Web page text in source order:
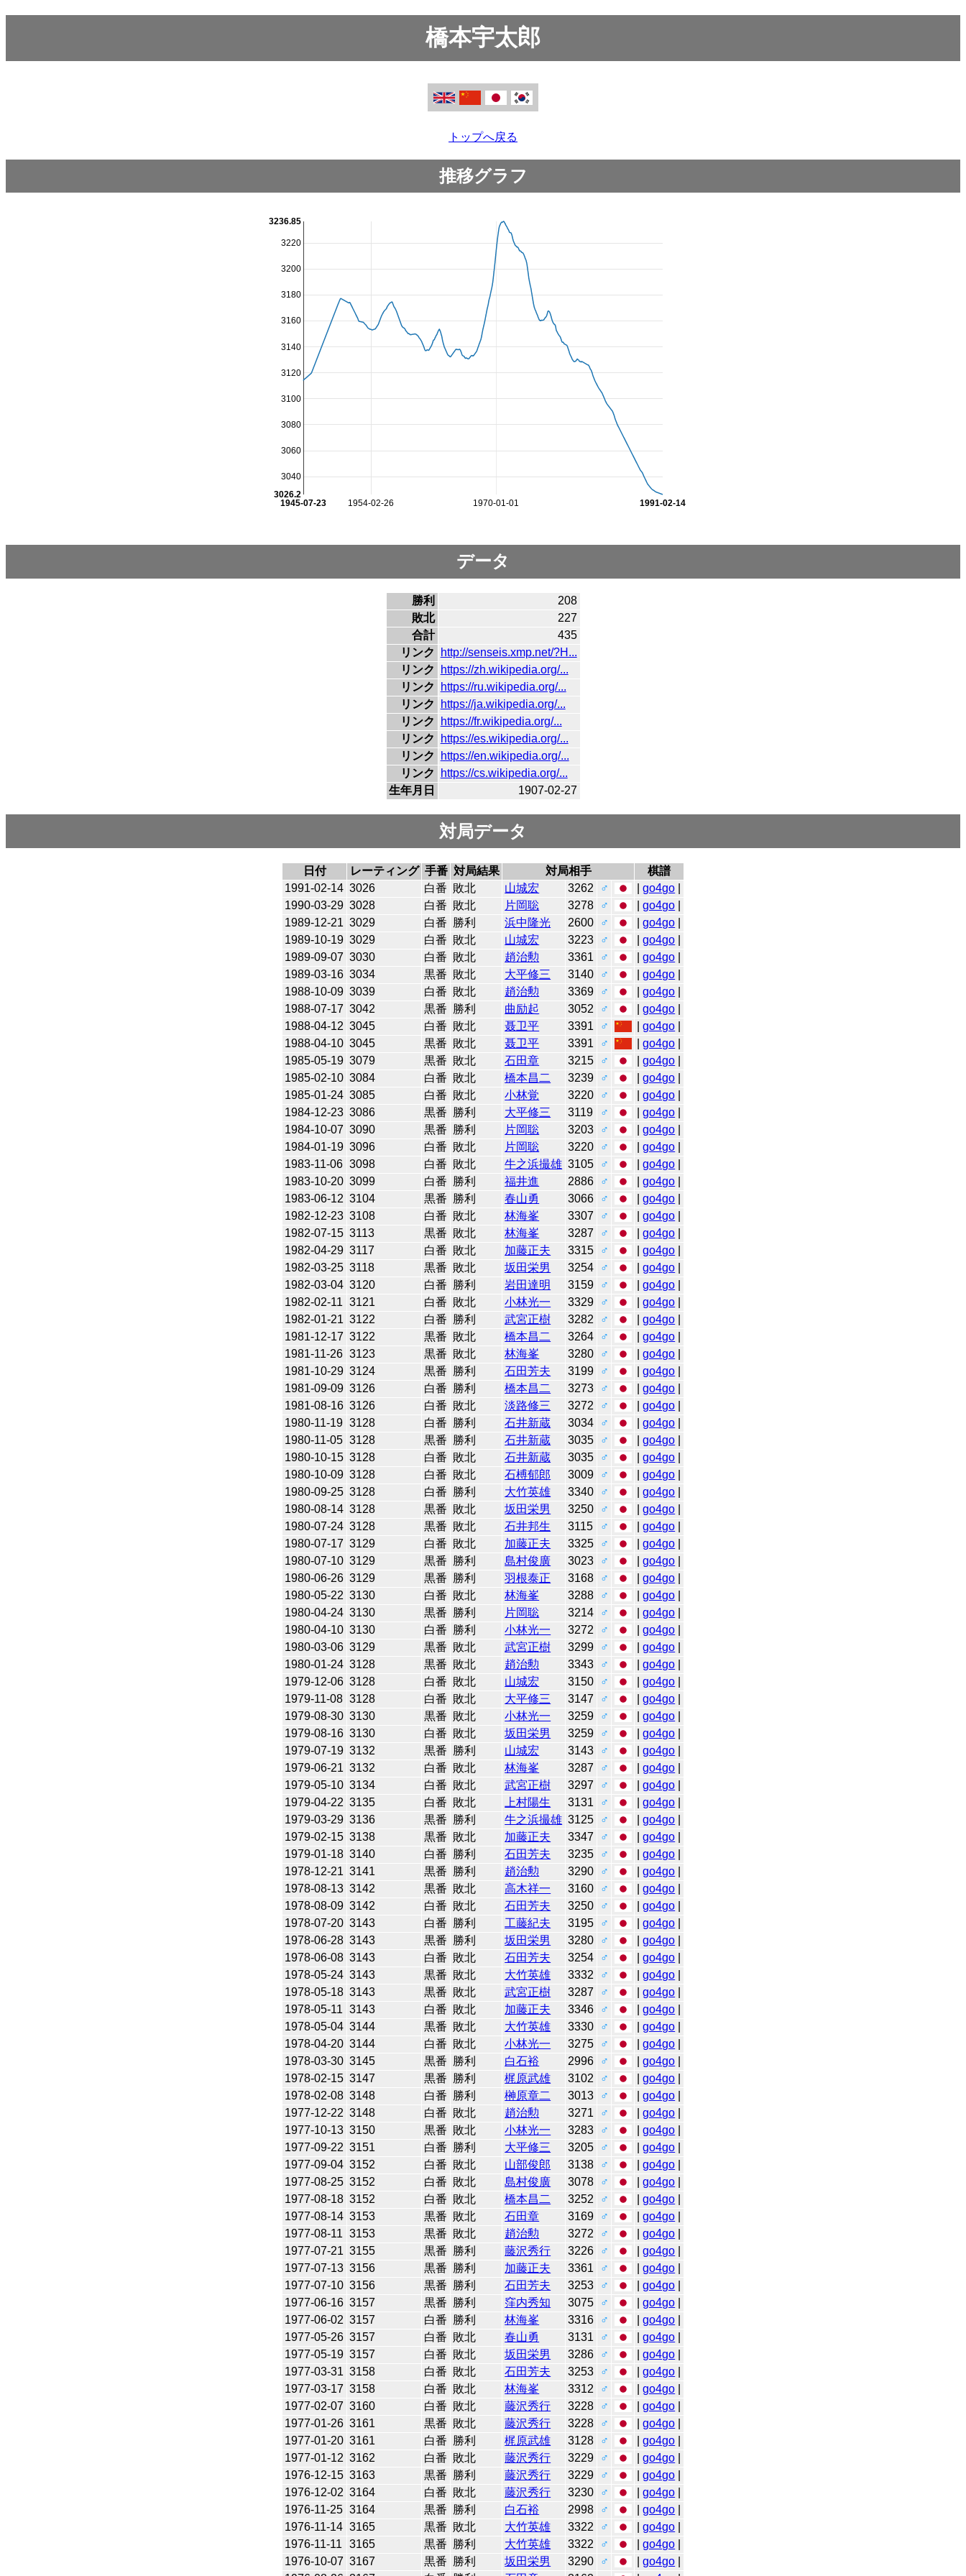
橋本宇太郎
トップへ戻る
推移グラフ
1954-02-26 1970-01-01
1945-07-23 1991-02-14
3040
3060
3080
3100
3120
3140
3160
3180
3200
3220
3026.2
3236.85
データ
勝利
208
敗北
227
合計
435
リンク
http://senseis.xmp.net/?H...
リンク
https://zh.wikipedia.org/...
リンク
https://ru.wikipedia.org/...
リンク
https://ja.wikipedia.org/...
リンク
https://fr.wikipedia.org/...
リンク
https://es.wikipedia.org/...
リンク
https://en.wikipedia.org/...
リンク
https://cs.wikipedia.org/...
生年月日
1907-02-27
対局データ
日付 レーティング 手番 対局結果 対局相手
棋譜
1991-02-14 3026 白番 敗北 山城宏 3262 ♂ |go4go
1990-03-29 3028 白番 敗北 片岡聡 3278 ♂ |go4go
1989-12-21 3029 白番 勝利 浜中隆光 2600 ♂ |go4go
1989-10-19 3029 白番 敗北 山城宏 3223 ♂ |go4go
1989-09-07 3030 白番 敗北 趙治勲 3361 ♂ |go4go
1989-03-16 3034 黒番 敗北 大平修三 3140 ♂ |go4go
1988-10-09 3039 白番 敗北 趙治勲 3369 ♂ |go4go
1988-07-17 3042 黒番 勝利 曲励起 3052 ♂ |go4go
1988-04-12 3045 白番 敗北 聂卫平 3391 ♂ |go4go
1988-04-10 3045 黒番 敗北 聂卫平 3391 ♂ |go4go
1985-05-19 3079 黒番 敗北 石田章 3215 ♂ |go4go
1985-02-10 3084 白番 敗北 橋本昌二 3239 ♂ |go4go
1985-01-24 3085 白番 敗北 小林覚 3220 ♂ |go4go
1984-12-23 3086 黒番 勝利 大平修三 3119 ♂ |go4go
1984-10-07 3090 黒番 勝利 片岡聡 3203 ♂ |go4go
1984-01-19 3096 白番 敗北 片岡聡 3220 ♂ |go4go
1983-11-06 3098 白番 敗北 牛之浜撮雄 3105 ♂ |go4go
1983-10-20 3099 白番 勝利 福井進 2886 ♂ |go4go
1983-06-12 3104 黒番 勝利 春山勇 3066 ♂ |go4go
1982-12-23 3108 白番 敗北 林海峯 3307 ♂ |go4go
1982-07-15 3113 黒番 敗北 林海峯 3287 ♂ |go4go
1982-04-29 3117 白番 敗北 加藤正夫 3315 ♂ |go4go
1982-03-25 3118 黒番 敗北 坂田栄男 3254 ♂ |go4go
1982-03-04 3120 白番 勝利 岩田達明 3159 ♂ |go4go
1982-02-11 3121 白番 敗北 小林光一 3329 ♂ |go4go
1982-01-21 3122 白番 勝利 武宮正樹 3282 ♂ |go4go
1981-12-17 3122 黒番 敗北 橋本昌二 3264 ♂ |go4go
1981-11-26 3123 黒番 敗北 林海峯 3280 ♂ |go4go
1981-10-29 3124 黒番 勝利 石田芳夫 3199 ♂ |go4go
1981-09-09 3126 白番 勝利 橋本昌二 3273 ♂ |go4go
1981-08-16 3126 白番 敗北 淡路修三 3272 ♂ |go4go
1980-11-19 3128 白番 勝利 石井新蔵 3034 ♂ |go4go
1980-11-05 3128 黒番 勝利 石井新蔵 3035 ♂ |go4go
1980-10-15 3128 白番 敗北 石井新蔵 3035 ♂ |go4go
1980-10-09 3128 白番 敗北 石榑郁郎 3009 ♂ |go4go
1980-09-25 3128 白番 勝利 大竹英雄 3340 ♂ |go4go
1980-08-14 3128 黒番 敗北 坂田栄男 3250 ♂ |go4go
1980-07-24 3128 黒番 敗北 石井邦生 3115 ♂ |go4go
1980-07-17 3129 白番 敗北 加藤正夫 3325 ♂ |go4go
1980-07-10 3129 黒番 勝利 島村俊廣 3023 ♂ |go4go
1980-06-26 3129 黒番 勝利 羽根泰正 3168 ♂ |go4go
1980-05-22 3130 白番 敗北 林海峯 3288 ♂ |go4go
1980-04-24 3130 黒番 勝利 片岡聡 3214 ♂ |go4go
1980-04-10 3130 白番 勝利 小林光一 3272 ♂ |go4go
1980-03-06 3129 黒番 敗北 武宮正樹 3299 ♂ |go4go
1980-01-24 3128 黒番 敗北 趙治勲 3343 ♂ |go4go
1979-12-06 3128 白番 敗北 山城宏 3150 ♂ |go4go
1979-11-08 3128 白番 敗北 大平修三 3147 ♂ |go4go
1979-08-30 3130 黒番 敗北 小林光一 3259 ♂ |go4go
1979-08-16 3130 白番 敗北 坂田栄男 3259 ♂ |go4go
1979-07-19 3132 黒番 勝利 山城宏 3143 ♂ |go4go
1979-06-21 3132 白番 敗北 林海峯 3287 ♂ |go4go
1979-05-10 3134 白番 敗北 武宮正樹 3297 ♂ |go4go
1979-04-22 3135 白番 敗北 上村陽生 3131 ♂ |go4go
1979-03-29 3136 黒番 勝利 牛之浜撮雄 3125 ♂ |go4go
1979-02-15 3138 黒番 敗北 加藤正夫 3347 ♂ |go4go
1979-01-18 3140 白番 勝利 石田芳夫 3235 ♂ |go4go
1978-12-21 3141 黒番 勝利 趙治勲 3290 ♂ |go4go
1978-08-13 3142 黒番 敗北 高木祥一 3160 ♂ |go4go
1978-08-09 3142 白番 敗北 石田芳夫 3250 ♂ |go4go
1978-07-20 3143 白番 勝利 工藤紀夫 3195 ♂ |go4go
1978-06-28 3143 黒番 勝利 坂田栄男 3280 ♂ |go4go
1978-06-08 3143 白番 敗北 石田芳夫 3254 ♂ |go4go
1978-05-24 3143 黒番 敗北 大竹英雄 3332 ♂ |go4go
1978-05-18 3143 黒番 敗北 武宮正樹 3287 ♂ |go4go
1978-05-11 3143 白番 敗北 加藤正夫 3346 ♂ |go4go
1978-05-04 3144 黒番 敗北 大竹英雄 3330 ♂ |go4go
1978-04-20 3144 白番 敗北 小林光一 3275 ♂ |go4go
1978-03-30 3145 黒番 勝利 白石裕 2996 ♂ |go4go
1978-02-15 3147 黒番 勝利 梶原武雄 3102 ♂ |go4go
1978-02-08 3148 白番 勝利 榊原章二 3013 ♂ |go4go
1977-12-22 3148 白番 敗北 趙治勲 3271 ♂ |go4go
1977-10-13 3150 黒番 敗北 小林光一 3283 ♂ |go4go
1977-09-22 3151 白番 勝利 大平修三 3205 ♂ |go4go
1977-09-04 3152 白番 敗北 山部俊郎 3138 ♂ |go4go
1977-08-25 3152 白番 敗北 島村俊廣 3078 ♂ |go4go
1977-08-18 3152 白番 敗北 橋本昌二 3252 ♂ |go4go
1977-08-14 3153 黒番 敗北 石田章 3169 ♂ |go4go
1977-08-11 3153 黒番 敗北 趙治勲 3272 ♂ |go4go
1977-07-21 3155 黒番 勝利 藤沢秀行 3226 ♂ |go4go
1977-07-13 3156 黒番 勝利 加藤正夫 3361 ♂ |go4go
1977-07-10 3156 黒番 勝利 石田芳夫 3253 ♂ |go4go
1977-06-16 3157 黒番 勝利 窪内秀知 3075 ♂ |go4go
1977-06-02 3157 白番 勝利 林海峯 3316 ♂ |go4go
1977-05-26 3157 白番 敗北 春山勇 3131 ♂ |go4go
1977-05-19 3157 白番 敗北 坂田栄男 3286 ♂ |go4go
1977-03-31 3158 白番 敗北 石田芳夫 3253 ♂ |go4go
1977-03-17 3158 白番 敗北 林海峯 3312 ♂ |go4go
1977-02-07 3160 白番 敗北 藤沢秀行 3228 ♂ |go4go
1977-01-26 3161 黒番 敗北 藤沢秀行 3228 ♂ |go4go
1977-01-20 3161 白番 勝利 梶原武雄 3128 ♂ |go4go
1977-01-12 3162 白番 敗北 藤沢秀行 3229 ♂ |go4go
1976-12-15 3163 黒番 勝利 藤沢秀行 3229 ♂ |go4go
1976-12-02 3164 白番 敗北 藤沢秀行 3230 ♂ |go4go
1976-11-25 3164 黒番 勝利 白石裕 2998 ♂ |go4go
1976-11-14 3165 黒番 敗北 大竹英雄 3322 ♂ |go4go
1976-11-11
3165 黒番 勝利 大竹英雄 3322 ♂ |go4go
1976-10-07 3167 黒番 勝利 坂田栄男 3290 ♂ |go4go